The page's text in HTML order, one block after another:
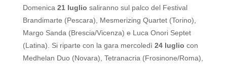
Domenica 21 luglio saliranno sul palco del Festival
Brandimarte (Pescara), Mesmerizing Quartet (Torino),
Margo Sanda (Brescia/Vicenza) e Luca Onori Septet
(Latina).
Si riparte con la gara mercoledì 24 luglio con
Medhelan Duo (Novara), Tetranacria (Frosinone/Roma),